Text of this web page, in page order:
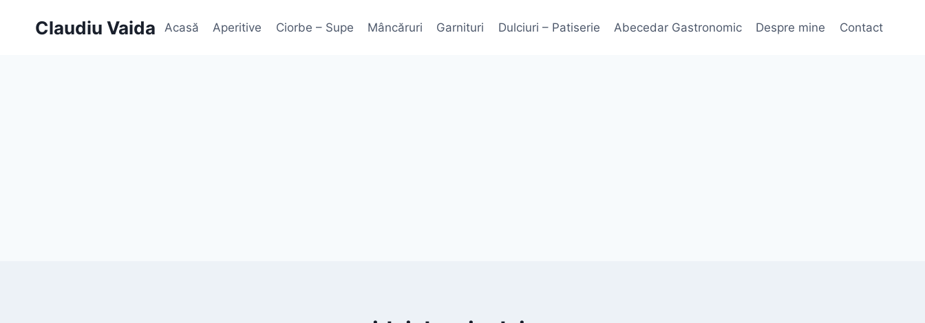
Claudiu Vaida Acasă Aperitive Ciorbe – Supe Mâncăruri Garnituri Dulciuri – Patiserie Abecedar Gastronomic Despre mine Contact